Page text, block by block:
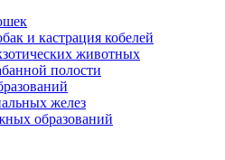
и кастрация кобелей
животных
полости
желез
образований